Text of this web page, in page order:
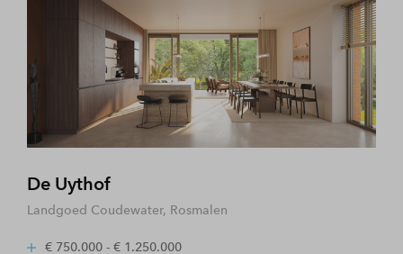
De Uythof
Landgoed Coudewater, Rosmalen
€ 750.000 - € 1.250.000